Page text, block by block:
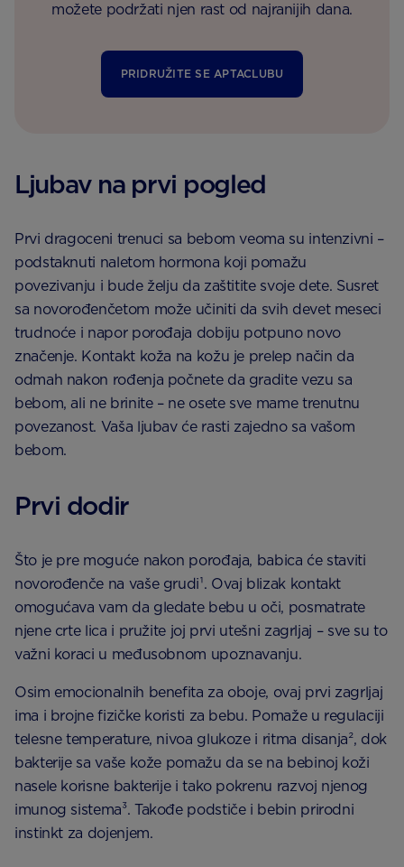
možete podržati njen rast od najranijih dana.
PRIDRUŽITE SE APTACLUBU
Ljubav na prvi pogled
Prvi dragoceni trenuci sa bebom veoma su intenzivni –
podstaknuti naletom hormona koji pomažu
povezivanju i bude želju da zaštitite svoje dete. Susret
sa novorođenčetom može učiniti da svih devet meseci
trudnoće i napor porođaja dobiju potpuno novo
značenje. Kontakt koža na kožu je prelep način da
odmah nakon rođenja počnete da gradite vezu sa
bebom, ali ne brinite – ne osete sve mame trenutnu
povezanost. Vaša ljubav će rasti zajedno sa vašom
bebom.
Prvi dodir
Što je pre moguće nakon porođaja, babica će staviti
novorođenče na vaše grudi¹. Ovaj blizak kontakt
omogućava vam da gledate bebu u oči, posmatrate
njene crte lica i pružite joj prvi utešni zagrljaj – sve su to
važni koraci u međusobnom upoznavanju.
Osim emocionalnih benefita za oboje, ovaj prvi zagrljaj
ima i brojne fizičke koristi za bebu. Pomaže u regulaciji
telesne temperature, nivoa glukoze i ritma disanja², dok
bakterije sa vaše kože pomažu da se na bebinoj koži
nasele korisne bakterije i tako pokrenu razvoj njenog
imunog sistema³. Takođe podstiče i bebin prirodni
instinkt za dojenjem.